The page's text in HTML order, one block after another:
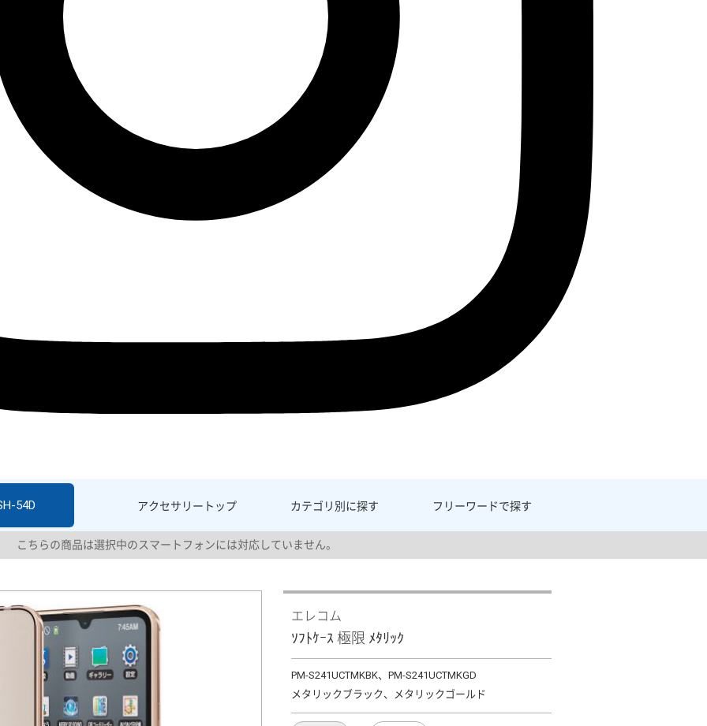
アクセサリー トップ カテゴリ別に探す フリーワードで探す
54D
こちらの商品は選択中のスマートフォンには対応していません。
エレコム
ｿﾌﾄｹｰｽ 極限 ﾒﾀﾘｯｸ
PM-S241UCTMKBK、PM-S241UCTMKGD
メタリックブラック、メタリックゴールド